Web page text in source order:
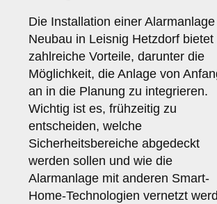
Die Installation einer Alarmanlage
Neubau in Leisnig Hetzdorf bietet
zahlreiche Vorteile, darunter die
Möglichkeit, die Anlage von
an in die Planung zu integrieren.
Wichtig ist es, frühzeitig zu
entscheiden, welche
Sicherheitsbereiche abgedeckt
werden sollen und wie die
Alarmanlage mit anderen Smart-
Home-Technologien vernetzt